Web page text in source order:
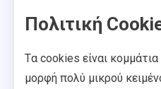
Πολιτική
Tα cookies είναι
μορφή πολύ μικρού